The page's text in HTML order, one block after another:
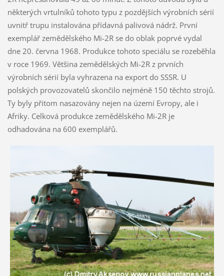
některých vrtulníků tohoto typu z pozdějších výrobních sérií
uvnitř trupu instalována přídavná palivová nádrž. První
exemplář zemědělského Mi-2R se do oblak poprvé vydal
dne 20. června 1968. Produkce tohoto speciálu se rozeběhla
v roce 1969. Většina zemědělských Mi-2R z prvních
výrobních sérií byla vyhrazena na export do SSSR. U
polských provozovatelů skončilo nejméně 150 těchto strojů.
Ty byly přitom nasazovány nejen na území Evropy, ale i
Afriky. Celková produkce zemědělského Mi-2R je
odhadována na 600 exemplářů.